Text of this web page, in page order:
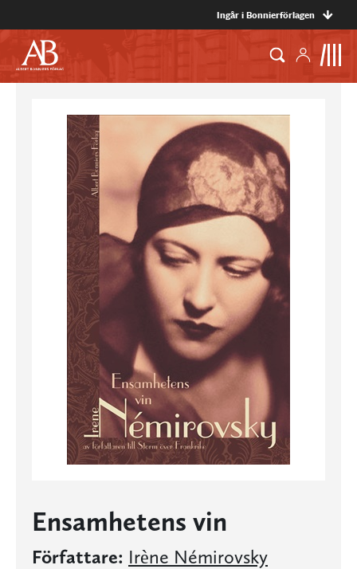
Ingår i Bonnierförlagen
Ensamhetens vin
Författare: Irène Némirovsky